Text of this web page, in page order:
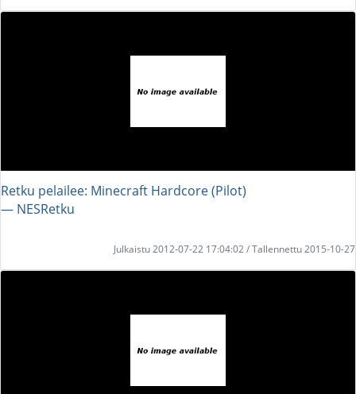
Retku pelailee: Minecraft Hardcore (Pilot)
― NESRetku
Julkaistu 2012-07-22 17:04:02 / Tallennettu 2015-10-27